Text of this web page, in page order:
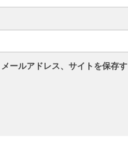
ールアドレス、サイトを保存す